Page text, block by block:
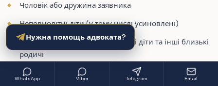
Чоловік або дружина заявника
Неповнолітні діти (у тому числі усиновлені)
У певних випадках — повнолітні діти та інші близькі
родичі
Включення членів сім'ї має свої умови та обмеження:
WhatsApp Viber Telegram Email
Нужна помощь адвоката?